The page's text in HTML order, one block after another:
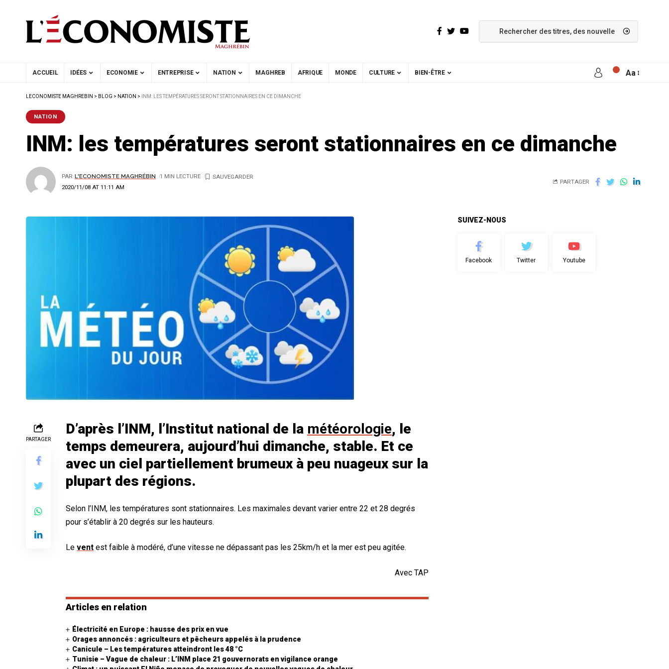
ACCUEIL IDÉES ECONOMIE ENTREPRISE NATION MAGHREB AFRIQUE MONDE CULTURE BIEN-ÊTRE Aa
LECONOMISTE MAGHREBIN > BLOG > NATION > INM: LES TEMPÉRATURES SERONT STATIONNAIRES EN CE DIMANCHE
NATION
INM: les températures seront stationnaires en ce dimanche
2020/11/08 AT 11:11 AM
PAR L'ECONOMISTE MAGHRÉBIN 1 MIN LECTURE
PARTAGER
PARTAGER
D’après l’INM, l’Institut national de la météorologie, le
temps demeurera, aujourd’hui dimanche, stable. Et ce
avec un ciel partiellement brumeux à peu nuageux sur la
plupart des régions.
Selon l’INM, les températures sont stationnaires. Les maximales devant varier entre 22 et 28 degrés
pour s’établir à 20 degrés sur les hauteurs.
Le vent est faible à modéré, d’une vitesse ne dépassant pas les 25km/h et la mer est peu agitée.
Avec TAP
Articles en relation
Électricité en Europe : hausse des prix en vue
Orages annoncés : agriculteurs et pêcheurs appelés à la prudence
Canicule – Les températures atteindront les 48 °C
Tunisie – Vague de chaleur : L’INM place 21 gouvernorats en vigilance orange
SUIVEZ-NOUS
Facebook Twitter Youtube